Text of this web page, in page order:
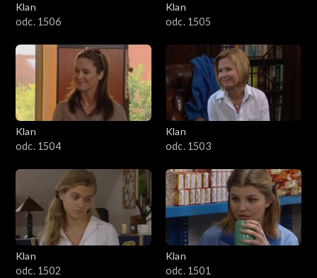
Klan
odc. 1506
Klan
odc. 1505
Klan
odc. 1504
Klan
odc. 1503
Klan
odc. 1502
Klan
odc. 1501